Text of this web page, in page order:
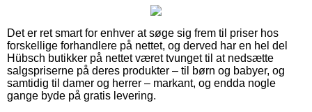
Det er ret smart for enhver at søge sig frem til priser hos
forskellige forhandlere på nettet, og derved har en hel del
Hübsch butikker på nettet været tvunget til at nedsætte
salgspriserne på deres produkter – til børn og babyer, og
samtidig til damer og herrer – markant, og endda nogle
gange byde på gratis levering.